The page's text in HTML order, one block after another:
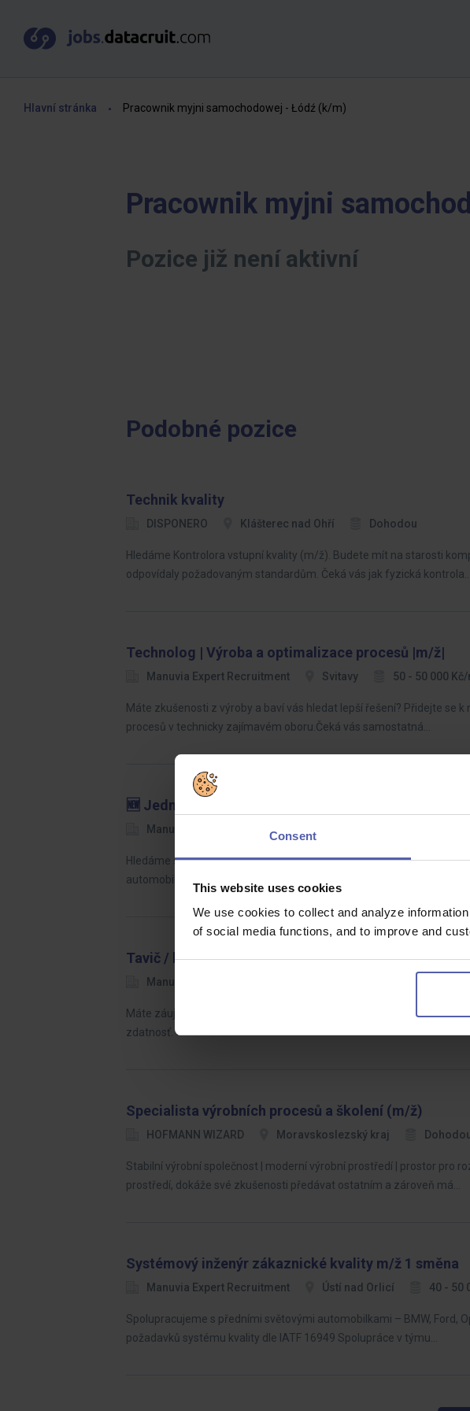
Consent
This website uses cookies
We use cookies to collect and analyze
of social media functions, and to improve and
Hlavní stránka Pracownik myjni samochodowej - Łódź (k/m)
Pracownik myjni
Pozice již není aktivní
Podobné pozice
Technik kvality
DISPONERO Klášterec nad Ohří Dohodou
Hledáme Kontrolora vstupní kvality (m/ž). Budete mít na starosti
odpovídaly požadovaným standardům. Čeká vás jak fyzická kontrola…
Technolog | Výroba a optimalizace procesů |m/ž|
Manuvia Expert Recruitment Svitavy 50 - 50 000
Máte zkušenosti z výroby a baví vás hledat lepší řešení? Přidejte se
procesů v technicky zajímavém oboru.Čeká vás samostatná…
🆕 Jednoduchá práce i v sedě | nástup do kmene!
Manuvia Expert Recruitment 27 100 -
Hledáme šikovné operátory/ky výroby, kteří se chtějí stát součástí
automobilové značky po celém světě.Co Vás čeká?Fyzicky…
Tavič / ka
Manuvia Expert Recruitment SK
Máte záujem pracovať v nepretržitej prevádzke na 8 hodinové
zdatnosť.
Specialista výrobních procesů a školení (m/ž)
HOFMANN WIZARD Moravskoslezský kraj
Stabilní výrobní společnost | moderní výrobní prostředí | prostor pro
prostředí, dokáže své zkušenosti předávat ostatním a zároveň má…
Systémový inženýr zákaznické kvality m/ž 1 směna
Manuvia Expert Recruitment Ústí nad Orlicí 40 - 50
Spolupracujeme s předními světovými automobilkami – BMW, Ford,
požadavků systému kvality dle IATF 16949 Spolupráce v týmu…